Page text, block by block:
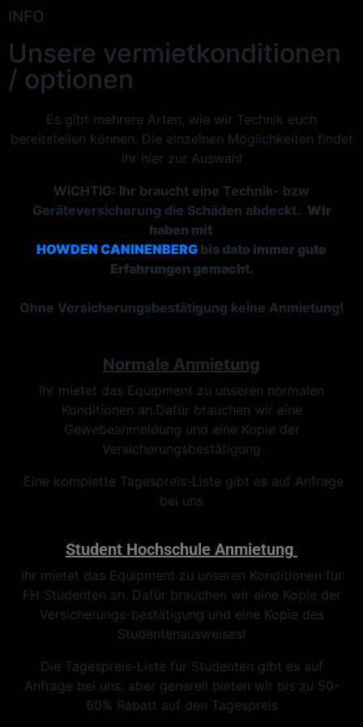
INFO
Unsere vermietkonditionen
/ optionen
Es gibt mehrere Arten, wie wir Technik euch
bereitstellen können. Die einzelnen Möglichkeiten findet
ihr hier zur Auswahl
WICHTIG: Ihr braucht eine Technik- bzw
Geräteversicherung die Schäden abdeckt. Wir
haben mit
HOWDEN CANINENBERG bis dato immer gute
Erfahrungen gemacht.
Ohne Versicherungsbestätigung keine Anmietung!
Normale Anmietung
Ihr mietet das Equipment zu unseren normalen
Konditionen an.Dafür brauchen wir eine
Gewebeanmeldung und eine Kopie der
Versicherungsbestätigung
Eine komplette Tagespreis-Liste gibt es auf Anfrage
bei uns
Student Hochschule Anmietung
Ihr mietet das Equipment zu unseren Konditionen für
FH Studenten an. Dafür brauchen wir eine Kopie der
Versicherungs-bestätigung und eine Kopie des
Studentenausweises!
Die Tagespreis-Liste für Studenten gibt es auf
Anfrage bei uns, aber generell bieten wir bis zu 50-
60% Rabatt auf den Tagespreis